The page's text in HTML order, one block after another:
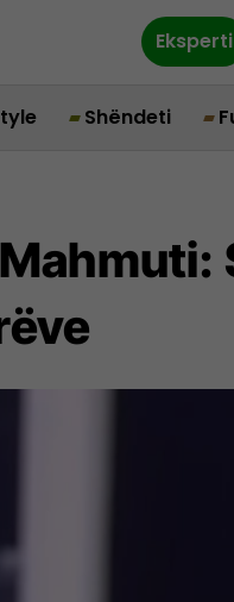
Eksperti
Shëndeti